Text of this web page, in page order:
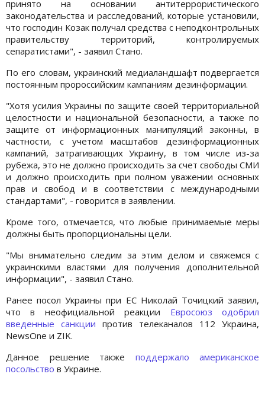
принято на основании антитеррористического
законодательства и расследований, которые установили,
что господин Козак получал средства с неподконтрольных
правительству территорий, контролируемых
сепаратистами", - заявил Стано.
По его словам, украинский медиаландшафт подвергается
постоянным пророссийским кампаниям дезинформации.
"Хотя усилия Украины по защите своей территориальной
целостности и национальной безопасности, а также по
защите от информационных манипуляций законны, в
частности, с учетом масштабов дезинформационных
кампаний, затрагивающих Украину, в том числе из-за
рубежа, это не должно происходить за счет свободы СМИ
и должно происходить при полном уважении основных
прав и свобод и в соответствии с международными
стандартами", - говорится в заявлении.
Кроме того, отмечается, что любые принимаемые меры
должны быть пропорциональны цели.
"Мы внимательно следим за этим делом и свяжемся с
украинскими властями для получения дополнительной
информации", - заявил Стано.
Ранее посол Украины при ЕС Николай Точицкий заявил,
что в неофициальной реакции Евросоюз одобрил
введенные санкции против телеканалов 112 Украина,
NewsOne и ZIK.
Данное решение также поддержало американское
посольство в Украине.